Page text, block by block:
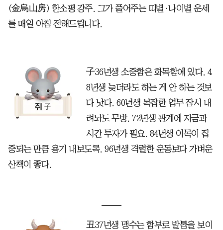
(金烏山房) 한소평 강주. 그가 풀어주는 띠별·나이별 운세
를 매일 아침 전해드립니다.
子36년생 소중함은 화목함에 있다. 4
8년생 늦더라도 하는 게 안 하는 것보
다 낫다. 60년생 복잡한 업무 잠시 내
려놔도 무방. 72년생 관계에 자금과
시간 투자가 필요. 84년생 이목이 집
중되는 만큼 용기 내보도록. 96년생 격렬한 운동보다 가벼운
산책이 좋다.
丑37년생 맹수는 함부로 발톱을 보이